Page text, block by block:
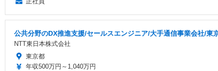
公共分野のDX推進支援/セールスエンジニア/大手通信事業会社/東
NTT東日本株式会社
東京都
年収500万円～1,040万円